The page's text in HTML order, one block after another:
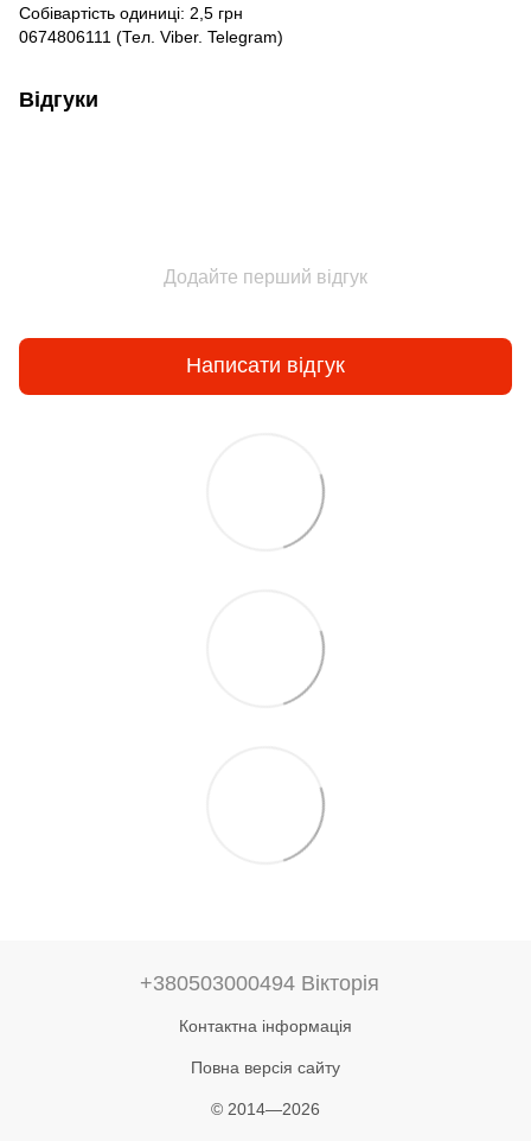
Собівартість одиниці: 2,5 грн
0674806111 (Тел. Viber. Telegram)
Відгуки
Додайте перший відгук
Написати відгук
+380503000494 Вікторія
Контактна інформація
Повна версія сайту
© 2014—2026